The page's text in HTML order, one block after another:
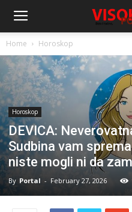
Home Horoskop
Horoskop
DEVICA:
Sudbina vam
niste mogli ni da
By Portal - February 27, 2026